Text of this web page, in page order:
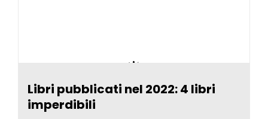
Libri pubblicati nel 2022: 4 libri
imperdibili